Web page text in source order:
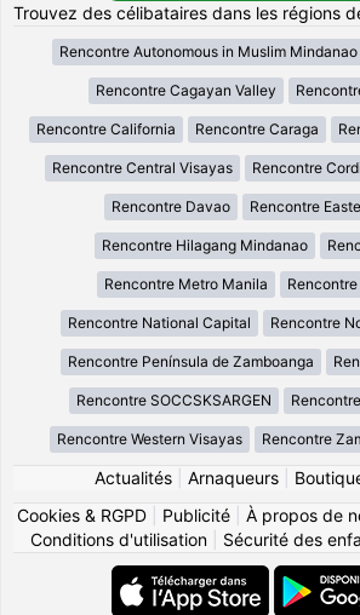
Trouvez des célibataires dans les régions
Rencontre Autonomous in Muslim Mindanao
Rencontre Cagayan Valley
Rencontre California Rencontre Caraga
Rencontre Central Visayas Rencontre
Rencontre Davao Rencontre
Rencontre Hilagang Mindanao
Rencontre Metro Manila Rencontre
Rencontre National Capital Rencontre
Rencontre Península de Zamboanga
Rencontre SOCCSKSARGEN
Rencontre Western Visayas Rencontre
Actualités| Arnaqueurs|
Cookies & RGPD
Publicité À propos de
Conditions d'utilisation| Sécurité des